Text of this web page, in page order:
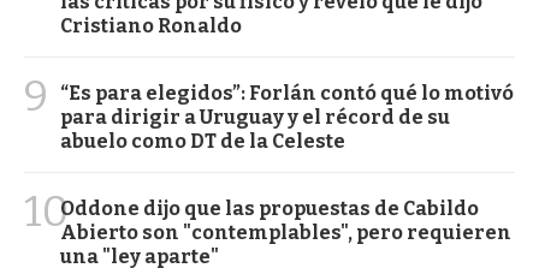
Cristiano Ronaldo
9
“Es para elegidos”: Forlán contó qué lo motivó
para dirigir a Uruguay y el récord de su
abuelo como DT de la Celeste
10Oddone dijo que las propuestas de Cabildo
Abierto son "contemplables", pero requieren
una "ley aparte"